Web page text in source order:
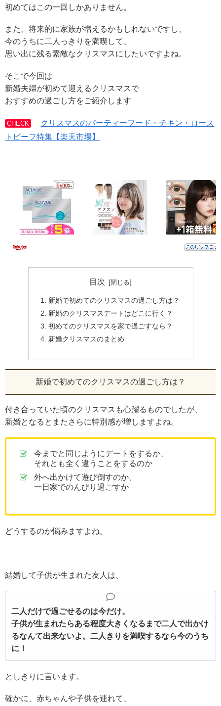
初めてはこの一回しかありません。
また、将来的に家族が増えるかもしれないですし、
今のうちに二人っきりを満喫して、
思い出に残る素敵なクリスマスにしたいですよね。
そこで今回は
新婚夫婦が初めて迎えるクリスマスで
おすすめの過ごし方をご紹介します
CHECK
クリスマスのパーティーフード・チキン・ロース
トビーフ特集【楽天市場】
目次
新婚で初めてのクリスマスの過ごし方は？
新婚のクリスマスデートはどこに行く？
初めてのクリスマスを家で過ごすなら？
新婚クリスマスのまとめ
新婚で初めてのクリスマスの過ごし方は？
付き合っていた頃のクリスマスも心躍るものでしたが、
新婚となるとまたさらに特別感が増しますよね。
今までと同じようにデートをするか、
それとも全く違うことをするのか
外へ出かけて遊び倒すのか、
一日家でのんびり過ごすか
どうするのか悩みますよね。
結婚して子供が生まれた友人は、
二人だけで過ごせるのは今だけ。
子供が生まれたらある程度大きくなるまで二人で出かけ
るなんて出来ないよ。 二人きりを満喫するなら今のうち
に！
としきりに言います。
確かに、赤ちゃんや子供を連れて、